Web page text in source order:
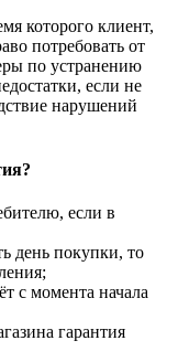
которого клиент,
потребовать от
по устранению
если не
нарушений
если в
день покупки, то
с момента начала
гарантия